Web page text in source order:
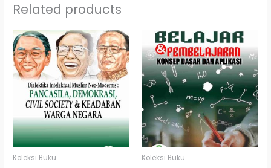
Related products
Koleksi Buku Koleksi Buku